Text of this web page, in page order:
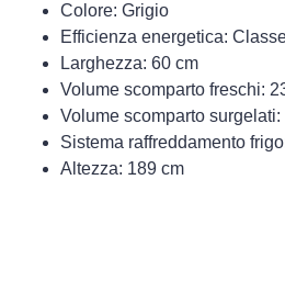
Colore: Grigio
Efficienza energetica:
Larghezza: 60 cm
Volume scomparto freschi:
Volume scomparto surgelati:
Sistema raffreddamento
Altezza: 189 cm